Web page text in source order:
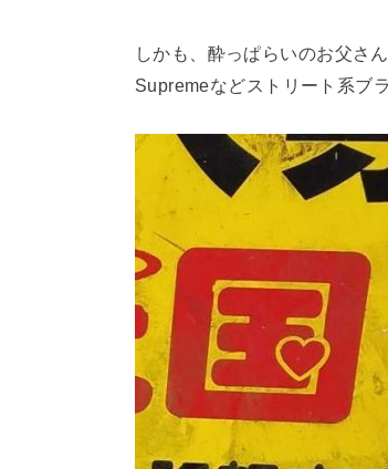
しかも、酔っぱらいのお父さん
Supremeなどストリート系ブ